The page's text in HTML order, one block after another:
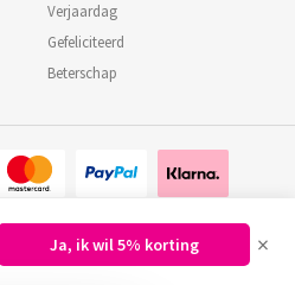
Verjaardag
Gefeliciteerd
Beterschap
©2026Regiobloemist.nl
Ja, ik wil 5% korting ×